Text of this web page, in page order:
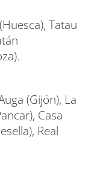
Tatau
(Gijón), La
Casa
Real